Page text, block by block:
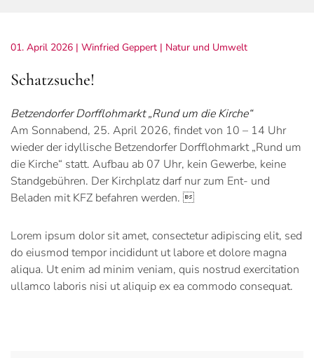
01. April 2026 | Winfried Geppert | Natur und Umwelt
Schatzsuche!
Betzendorfer Dorfflohmarkt „Rund um die Kirche“
Am Sonnabend, 25. April 2026, findet von 10 – 14 Uhr
wieder der idyllische Betzendorfer Dorfflohmarkt „Rund um
die Kirche“ statt. Aufbau ab 07 Uhr, kein Gewerbe, keine
Standgebühren. Der Kirchplatz darf nur zum Ent- und
Beladen mit KFZ befahren werden. 
Lorem ipsum dolor sit amet, consectetur adipiscing elit, sed
do eiusmod tempor incididunt ut labore et dolore magna
aliqua. Ut enim ad minim veniam, quis nostrud exercitation
ullamco laboris nisi ut aliquip ex ea commodo consequat.